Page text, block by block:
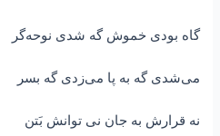
گاه بودی خموش گه شدی نوحه‌گر
می‌شدی گه به پا می‌زدی گه بسر
نه قرارش به جان نی توانش بَتن